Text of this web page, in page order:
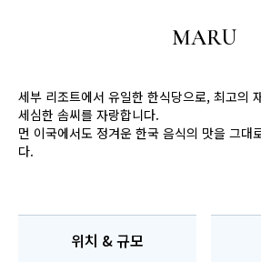
MARU
세부 리조트에서 유일한 한식당으로, 최고의
세심한 솜씨를 자랑합니다.
먼 이국에서도 정겨운 한국 음식의 맛을 그대
다.
위치 & 규모